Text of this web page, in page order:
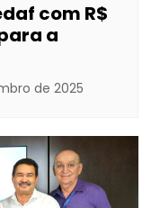
com R$
a
de 2025